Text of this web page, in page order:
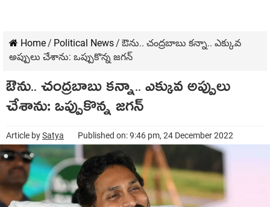
Home/ Political News/ ఔను.. చంద్ర‌బాబు క‌న్నా.. ఎక్కువ
అప్పులు చేశాను: ఒప్పుకొన్న జ‌గ‌న్
ఔను.. చంద్ర‌బాబు క‌న్నా.. ఎక్కువ అప్పులు
చేశాను: ఒప్పుకొన్న జ‌గ‌న్
Article bySatya Published on: 9:46 pm, 24 December 2022